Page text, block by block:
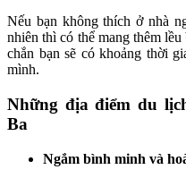
Nếu bạn không thích ở nhà
nhiên thì có thể mang thêm
chắn bạn sẽ có khoảng thời
mình.
Những địa điểm du
Ba
Ngắm bình minh và